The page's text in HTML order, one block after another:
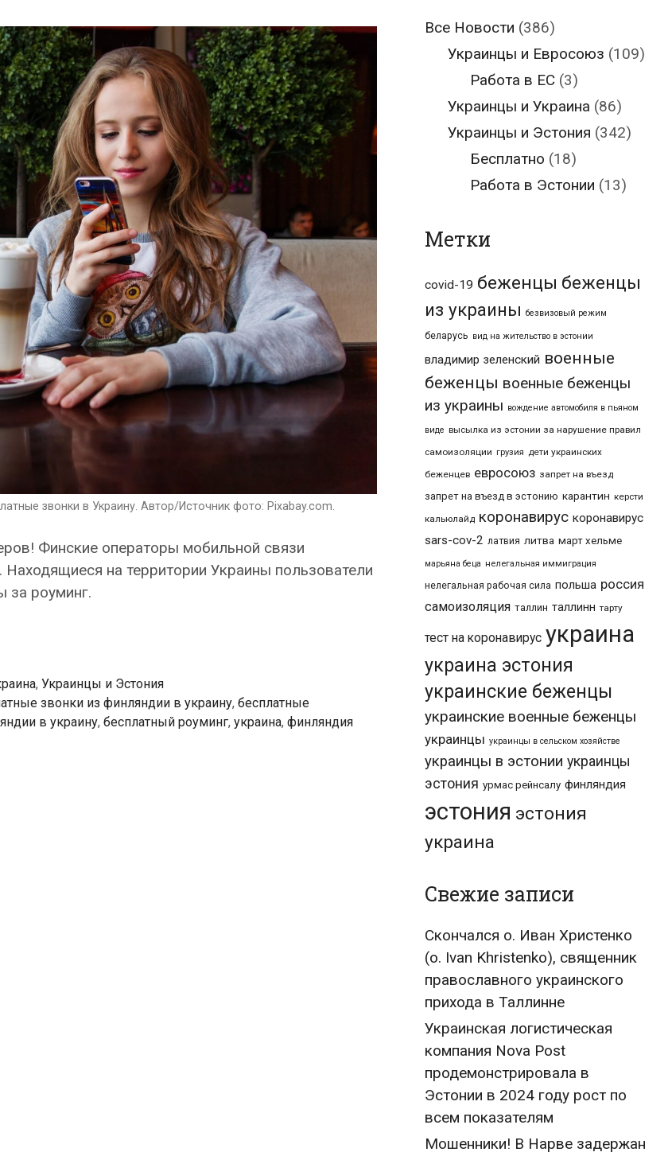
звонки в Украину. Автор/Источник фото: Pixabay.com.
Финские операторы мобильной связи
. Находящиеся на территории Украины пользователи
за роуминг.
, Украинцы и Эстония
звонки из финляндии в украину, бесплатные
в украину, бесплатный роуминг, украина, финляндия
Все Новости (386)
Украинцы и Евросоюз (109)
Работа в ЕС (3)
Украинцы и Украина (86)
Украинцы и Эстония (342)
Бесплатно (18)
Работа в Эстонии (13)
Метки
covid-19 беженцы беженцы
из украины безвизовый режим
беларусь вид на жительство в эстонии
владимир зеленский военные
беженцы военные беженцы
из украины вождение автомобиля в пьяном
виде высылка из эстонии за нарушение правил
самоизоляции грузия дети украинских
беженцев евросоюз запрет на въезд
запрет на въезд в эстонию карантин керсти
кальюлайд коронавирус коронавирус
sars-cov-2 латвия литва март хельме
марьяна беца нелегальная иммиграция
нелегальная рабочая сила польша россия
самоизоляция таллин таллинн тарту
тест на коронавирус украина
украина эстония
украинские беженцы
украинские военные беженцы
украинцы украинцы в сельском хозяйстве
украинцы в эстонии украинцы
эстония урмас рейнсалу финляндия
эстония эстония
украина
Свежие записи
Скончался о. Иван Христенко
(о. Ivan Khristenko), священник
православного украинского
прихода в Таллинне
Украинская логистическая
компания Nova Post
продемонстрировала в
Эстонии в 2024 году рост по
всем показателям
Мошенники! В Нарве задержан